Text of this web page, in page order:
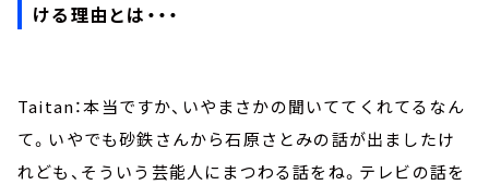
ける理由とは・・・
Taitan：本当ですか、いやまさかの聞いててくれてるなん
て。いやでも砂鉄さんから石原さとみの話が出ましたけ
れども、そういう芸能人にまつわる話をね。テレビの話を